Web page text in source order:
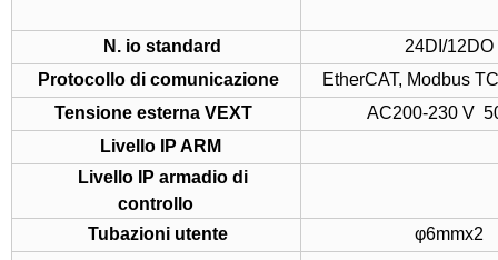
N. io standard
24DI/12DO
Protocollo di comunicazione
EtherCAT, Modbus
Tensione esterna VEXT
AC200-230 V
Livello IP ARM
Livello IP armadio di
controllo
Tubazioni utente
φ6mmx2